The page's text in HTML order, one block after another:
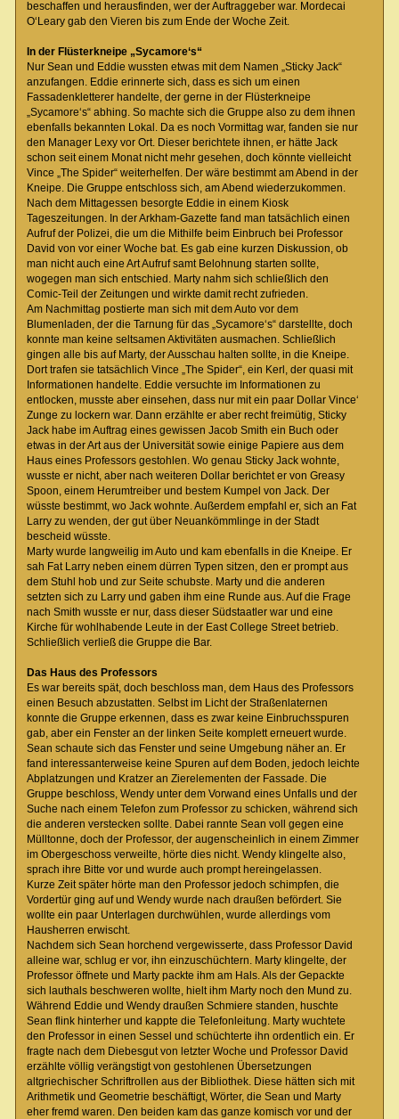
beschaffen und herausfinden, wer der Auftraggeber war. Mordecai
O‘Leary gab den Vieren bis zum Ende der Woche Zeit.
In der Flüsterkneipe „Sycamore‘s“
Nur Sean und Eddie wussten etwas mit dem Namen „Sticky Jack“
anzufangen. Eddie erinnerte sich, dass es sich um einen
Fassadenkletterer handelte, der gerne in der Flüsterkneipe
„Sycamore‘s“ abhing. So machte sich die Gruppe also zu dem ihnen
ebenfalls bekannten Lokal. Da es noch Vormittag war, fanden sie nur
den Manager Lexy vor Ort. Dieser berichtete ihnen, er hätte Jack
schon seit einem Monat nicht mehr gesehen, doch könnte vielleicht
Vince „The Spider“ weiterhelfen. Der wäre bestimmt am Abend in der
Kneipe. Die Gruppe entschloss sich, am Abend wiederzukommen.
Nach dem Mittagessen besorgte Eddie in einem Kiosk
Tageszeitungen. In der Arkham-Gazette fand man tatsächlich einen
Aufruf der Polizei, die um die Mithilfe beim Einbruch bei Professor
David von vor einer Woche bat. Es gab eine kurzen Diskussion, ob
man nicht auch eine Art Aufruf samt Belohnung starten sollte,
wogegen man sich entschied. Marty nahm sich schließlich den
Comic-Teil der Zeitungen und wirkte damit recht zufrieden.
Am Nachmittag postierte man sich mit dem Auto vor dem
Blumenladen, der die Tarnung für das „Sycamore‘s“ darstellte, doch
konnte man keine seltsamen Aktivitäten ausmachen. Schließlich
gingen alle bis auf Marty, der Ausschau halten sollte, in die Kneipe.
Dort trafen sie tatsächlich Vince „The Spider“, ein Kerl, der quasi mit
Informationen handelte. Eddie versuchte im Informationen zu
entlocken, musste aber einsehen, dass nur mit ein paar Dollar Vince‘
Zunge zu lockern war. Dann erzählte er aber recht freimütig, Sticky
Jack habe im Auftrag eines gewissen Jacob Smith ein Buch oder
etwas in der Art aus der Universität sowie einige Papiere aus dem
Haus eines Professors gestohlen. Wo genau Sticky Jack wohnte,
wusste er nicht, aber nach weiteren Dollar berichtet er von Greasy
Spoon, einem Herumtreiber und bestem Kumpel von Jack. Der
wüsste bestimmt, wo Jack wohnte. Außerdem empfahl er, sich an Fat
Larry zu wenden, der gut über Neuankömmlinge in der Stadt
bescheid wüsste.
Marty wurde langweilig im Auto und kam ebenfalls in die Kneipe. Er
sah Fat Larry neben einem dürren Typen sitzen, den er prompt aus
dem Stuhl hob und zur Seite schubste. Marty und die anderen
setzten sich zu Larry und gaben ihm eine Runde aus. Auf die Frage
nach Smith wusste er nur, dass dieser Südstaatler war und eine
Kirche für wohlhabende Leute in der East College Street betrieb.
Schließlich verließ die Gruppe die Bar.
Das Haus des Professors
Es war bereits spät, doch beschloss man, dem Haus des Professors
einen Besuch abzustatten. Selbst im Licht der Straßenlaternen
konnte die Gruppe erkennen, dass es zwar keine Einbruchsspuren
gab, aber ein Fenster an der linken Seite komplett erneuert wurde.
Sean schaute sich das Fenster und seine Umgebung näher an. Er
fand interessanterweise keine Spuren auf dem Boden, jedoch leichte
Abplatzungen und Kratzer an Zierelementen der Fassade. Die
Gruppe beschloss, Wendy unter dem Vorwand eines Unfalls und der
Suche nach einem Telefon zum Professor zu schicken, während sich
die anderen verstecken sollte. Dabei rannte Sean voll gegen eine
Mülltonne, doch der Professor, der augenscheinlich in einem Zimmer
im Obergeschoss verweilte, hörte dies nicht. Wendy klingelte also,
sprach ihre Bitte vor und wurde auch prompt hereingelassen.
Kurze Zeit später hörte man den Professor jedoch schimpfen, die
Vordertür ging auf und Wendy wurde nach draußen befördert. Sie
wollte ein paar Unterlagen durchwühlen, wurde allerdings vom
Hausherren erwischt.
Nachdem sich Sean horchend vergewisserte, dass Professor David
alleine war, schlug er vor, ihn einzuschüchtern. Marty klingelte, der
Professor öffnete und Marty packte ihm am Hals. Als der Gepackte
sich lauthals beschweren wollte, hielt ihm Marty noch den Mund zu.
Während Eddie und Wendy draußen Schmiere standen, huschte
Sean flink hinterher und kappte die Telefonleitung. Marty wuchtete
den Professor in einen Sessel und schüchterte ihn ordentlich ein. Er
fragte nach dem Diebesgut von letzter Woche und Professor David
erzählte völlig verängstigt von gestohlenen Übersetzungen
altgriechischer Schriftrollen aus der Bibliothek. Diese hätten sich mit
Arithmetik und Geometrie beschäftigt, Wörter, die Sean und Marty
eher fremd waren. Den beiden kam das ganze komisch vor und der